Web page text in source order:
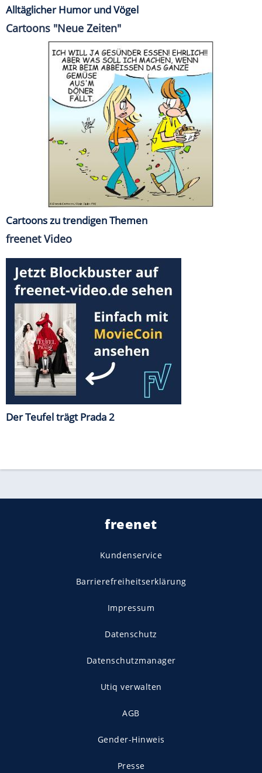
Alltäglicher Humor und Vögel
Cartoons "Neue Zeiten"
Cartoons zu trendigen Themen
freenet Video
Der Teufel trägt Prada 2
freenet
Kundenservice
Barrierefreiheitserklärung
Impressum
Datenschutz
Datenschutzmanager
Utiq verwalten
AGB
Gender-Hinweis
Presse